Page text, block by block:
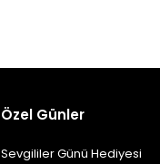
Özel Günler
Sevgililer Günü Hediyesi